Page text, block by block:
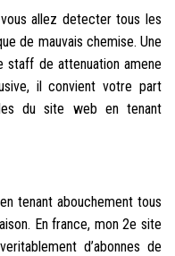
allez detecter tous les
de mauvais chemise. Une
staff de attenuation amene
il convient votre part
du site web en tenant
tenant abouchement tous
En france, mon 2e site
d’abonnes de